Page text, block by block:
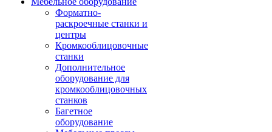
Форматно-
раскроечные станки и
центры
Кромкооблицовочные
станки
Дополнительное
оборудование для
кромкооблицовочных
станков
Багетное
оборудование